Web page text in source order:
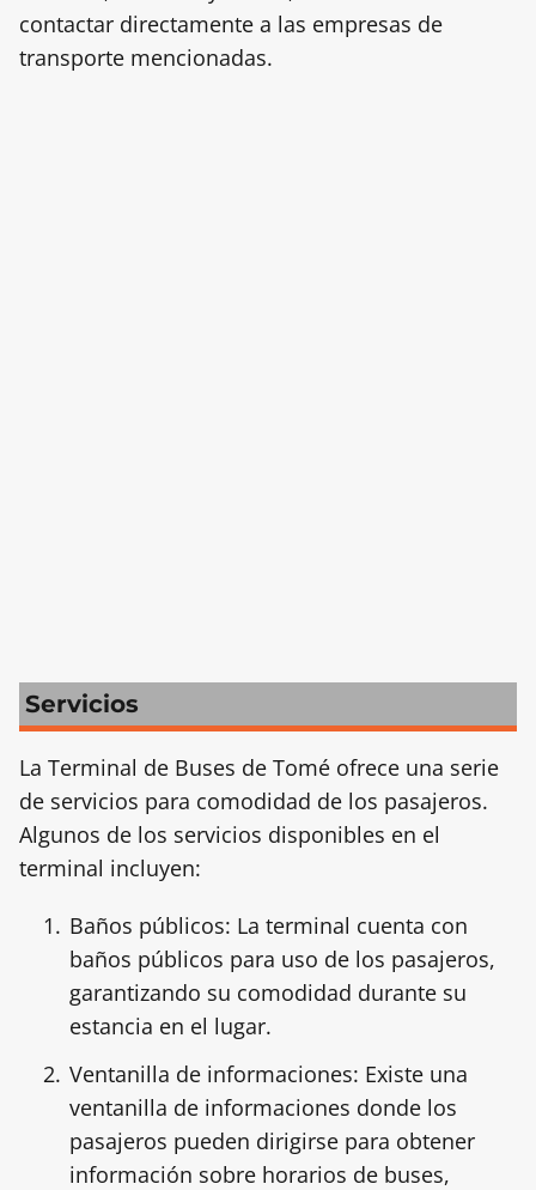
contactar directamente a las empresas de
transporte mencionadas.
Servicios
La Terminal de Buses de Tomé ofrece una serie
de servicios para comodidad de los pasajeros.
Algunos de los servicios disponibles en el
terminal incluyen:
Baños públicos: La terminal cuenta con
baños públicos para uso de los pasajeros,
garantizando su comodidad durante su
estancia en el lugar.
Ventanilla de informaciones: Existe una
ventanilla de informaciones donde los
pasajeros pueden dirigirse para obtener
información sobre horarios de buses,